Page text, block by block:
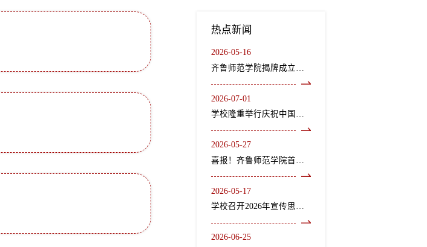
热点新闻
2026-05-16
2026-07-01
学校隆重举行庆祝中国共产党成立105周年“七一”表彰大会暨《长歌尽美》艺术党课
2026-05-27
2026-05-17
学校召开2026年宣传思想文化工作会议
2026-06-25